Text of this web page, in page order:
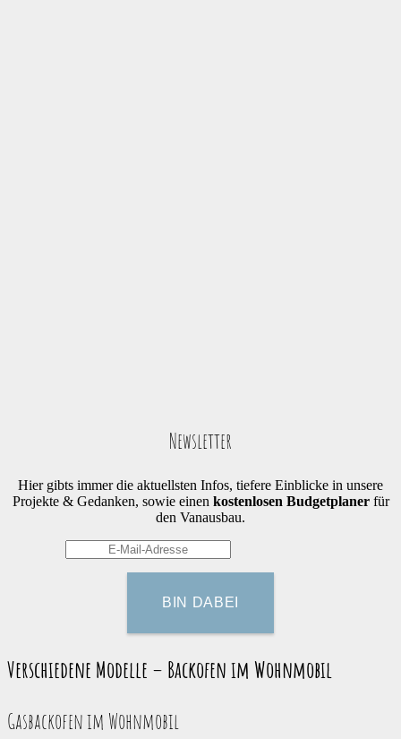
Newsletter
Hier gibts immer die aktuellsten Infos, tiefere Einblicke in unsere
Projekte & Gedanken, sowie einen kostenlosen Budgetplanerfür
den Vanausbau.
Verschiedene Modelle – Backofen im Wohnmobil
Gasbackofen im Wohnmobil